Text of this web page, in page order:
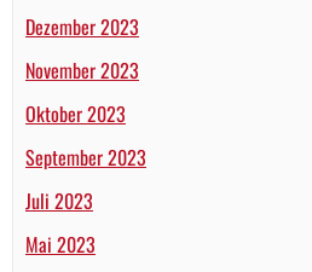
Dezember 2023
November 2023
Oktober 2023
September 2023
Juli 2023
Mai 2023